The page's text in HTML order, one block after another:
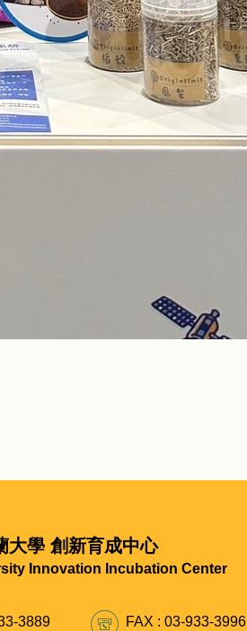
大學 創新育成中心
Innovation Incubation Center
3889 FAX : 03-933-3996